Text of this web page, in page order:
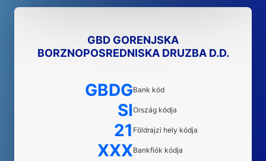
GBD GORENJSKA
BORZNOPOSREDNISKA DRUZBA D.D.
GBDGBank kód
SIOrszág kódja
21 Földrajzi hely kódja
XXXBankfiók kódja